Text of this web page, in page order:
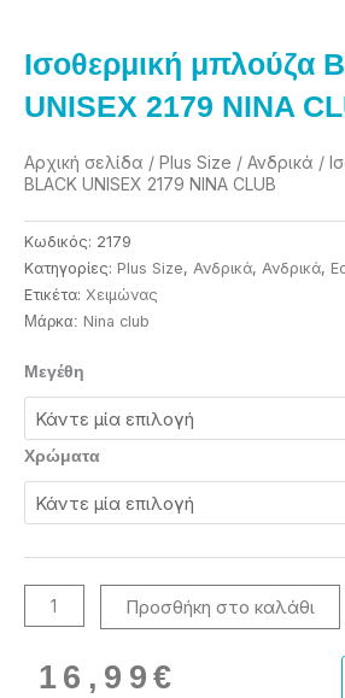
Ισοθερμική μπλούζα
UNISEX 2179 NINA
Αρχική σελίδα / Plus Size / Ανδρικά /
BLACK UNISEX 2179 NINA CLUB
Κωδικός: 2179
Κατηγορίες: Plus Size, Ανδρικά, Ανδρικά,
Ετικέτα: Χειμώνας
Μάρκα: Nina club
Μεγέθη
Χρώματα
Ισοθερμική
μπλούζα
BLACK
UNISEX
NINA
CLUB
ποσότητα
Προσθήκη στο καλάθι
16,99 €